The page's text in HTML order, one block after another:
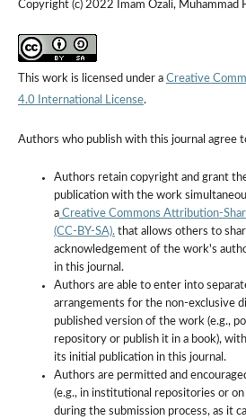
Copyright (c) 2022 Imam Ozali, Muhammad
This work is licensed under a Creative
4.0 International License.
Authors who publish with this journal agree
Authors retain copyright and grant
publication with the work
aCreative Commons Attribution-
(CC-BY-SA).that allows others to
acknowledgement of the work's
in this journal.
Authors are able to enter into
arrangements for the non-exclusive
published version of the work (e.g.,
repository or publish it in a book),
its initial publication in this journal.
Authors are permitted and
(e.g., in institutional repositories or
during the submission process, as it